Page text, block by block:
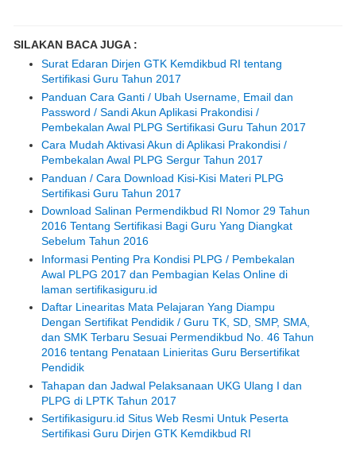
SILAKAN BACA JUGA :
Surat Edaran Dirjen GTK Kemdikbud RI tentang
Sertifikasi Guru Tahun 2017
Panduan Cara Ganti / Ubah Username, Email dan
Password / Sandi Akun Aplikasi Prakondisi /
Pembekalan Awal PLPG Sertifikasi Guru Tahun 2017
Cara Mudah Aktivasi Akun di Aplikasi Prakondisi /
Pembekalan Awal PLPG Sergur Tahun 2017
Panduan / Cara Download Kisi-Kisi Materi PLPG
Sertifikasi Guru Tahun 2017
Download Salinan Permendikbud RI Nomor 29 Tahun
2016 Tentang Sertifikasi Bagi Guru Yang Diangkat
Sebelum Tahun 2016
Informasi Penting Pra Kondisi PLPG / Pembekalan
Awal PLPG 2017 dan Pembagian Kelas Online di
laman sertifikasiguru.id
Daftar Linearitas Mata Pelajaran Yang Diampu
Dengan Sertifikat Pendidik / Guru TK, SD, SMP, SMA,
dan SMK Terbaru Sesuai Permendikbud No. 46 Tahun
2016 tentang Penataan Linieritas Guru Bersertifikat
Pendidik
Tahapan dan Jadwal Pelaksanaan UKG Ulang I dan
PLPG di LPTK Tahun 2017
Sertifikasiguru.id Situs Web Resmi Untuk Peserta
Sertifikasi Guru Dirjen GTK Kemdikbud RI